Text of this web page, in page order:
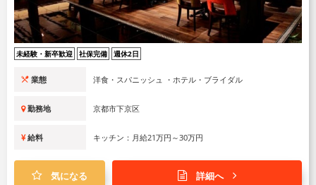
未経験・新卒歓迎 社保完備 週休2日
業態 洋食・スパニッシュ ・ホテル・ブライダル
勤務地 京都市下京区
給料 キッチン：月給21万円～30万円
気になる 詳細へ